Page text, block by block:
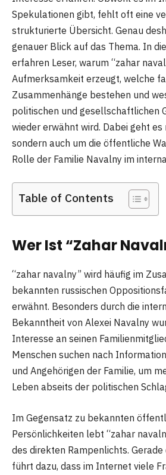
Spekulationen gibt, fehlt oft eine
strukturierte Übersicht. Genau
genauer Blick auf das Thema. In
erfahren Leser, warum “zahar
Aufmerksamkeit erzeugt, welche
Zusammenhänge bestehen und
politischen und gesellschaftlichen
wieder erwähnt wird. Dabei geht es
sondern auch um die öffentliche
Rolle der Familie Navalny im
Table of Contents
Wer Ist “Zahar
“zahar navalny” wird häufig im
bekannten russischen
erwähnt. Besonders durch die
Bekanntheit von Alexei Navalny
Interesse an seinen
Menschen suchen nach
und Angehörigen der Familie, um
Leben abseits der politischen
Im Gegensatz zu bekannten
Persönlichkeiten lebt “zahar
des direkten Rampenlichts.
führt dazu, dass im Internet viele